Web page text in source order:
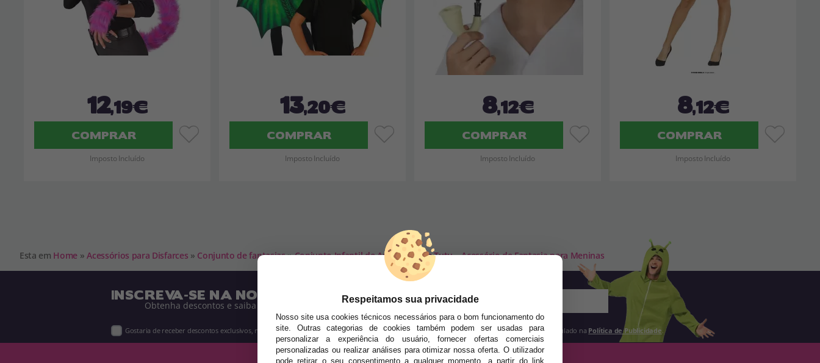
12,19€
COMPRAR
Imposto Incluído
13,20€
COMPRAR
Imposto Incluído
8,12€
COMPRAR
Imposto Incluído
8,12€
COMPRAR
Imposto Incluído
Esta em Home » Acessórios para Disfarces » Conjunto de fantasias»Conjunto Infantil de Asas Verdes e Tutu – Acessório de Fantasia para Meninas
INSCREVA-SE NA NOSSA NEWSLETTER
Obtenha descontos e saiba de tudo antes de todos!
Gostaria de receber descontos exclusivos, novidades e tendências por e-mail. Posso cancelar a inscrição a qualquer momento, conforme estipulado na Política de Publicidade
Respeitamos sua privacidade
Nosso site usa cookies técnicos necessários para o bom funcionamento do
site. Outras categorias de cookies também podem ser usadas para
personalizar a experiência do usuário, fornecer ofertas comerciais
personalizadas ou realizar análises para otimizar nossa oferta. O utilizador
pode retirar o seu consentimento a qualquer momento, a partir do link